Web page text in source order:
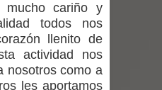
durante la
K-pop: especialistas U.
mucho cariño y
todos nos
llenito de
actividad nos
nosotros como a
les aportamos